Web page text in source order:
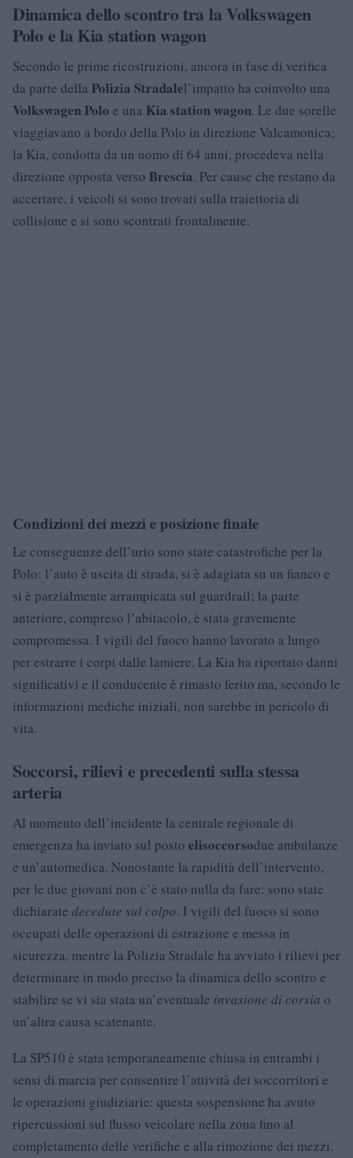
Dinamica dello scontro tra la Volkswagen
Polo e la Kia station wagon
Secondo le prime ricostruzioni, ancora in fase di verifica
da parte della Polizia Stradalel’impatto ha coinvolto una
Volkswagen Polo e una Kia station wagon. Le due sorelle
viaggiavano a bordo della Polo in direzione Valcamonica;
la Kia, condotta da un uomo di 64 anni, procedeva nella
direzione opposta verso Brescia. Per cause che restano da
accertare, i veicoli si sono trovati sulla traiettoria di
collisione e si sono scontrati frontalmente.
Condizioni dei mezzi e posizione finale
Le conseguenze dell’urto sono state catastrofiche per la
Polo: l’auto è uscita di strada, si è adagiata su un fianco e
si è parzialmente arrampicata sul guardrail; la parte
anteriore, compreso l’abitacolo, è stata gravemente
compromessa. I vigili del fuoco hanno lavorato a lungo
per estrarre i corpi dalle lamiere. La Kia ha riportato danni
significativi e il conducente è rimasto ferito ma, secondo le
informazioni mediche iniziali, non sarebbe in pericolo di
vita.
Soccorsi, rilievi e precedenti sulla stessa
arteria
Al momento dell’incidente la centrale regionale di
emergenza ha inviato sul posto elisoccorsodue ambulanze
e un’automedica. Nonostante la rapidità dell’intervento,
per le due giovani non c’è stato nulla da fare: sono state
dichiarate decedute sul colpo. I vigili del fuoco si sono
occupati delle operazioni di estrazione e messa in
sicurezza, mentre la Polizia Stradale ha avviato i rilievi per
determinare in modo preciso la dinamica dello scontro e
stabilire se vi sia stata un’eventuale invasione di corsia o
un’altra causa scatenante.
La SP510 è stata temporaneamente chiusa in entrambi i
sensi di marcia per consentire l’attività dei soccorritori e
le operazioni giudiziarie: questa sospensione ha avuto
ripercussioni sul flusso veicolare nella zona fino al
completamento delle verifiche e alla rimozione dei mezzi.